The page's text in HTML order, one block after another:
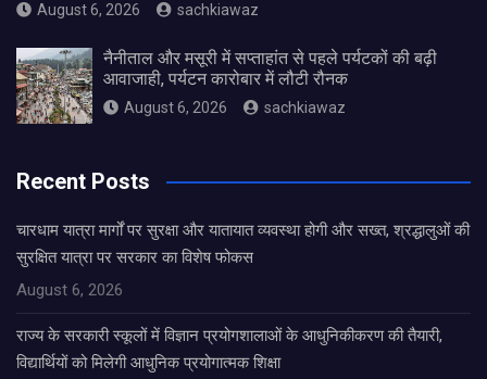
August 6, 2026 sachkiawaz
नैनीताल और मसूरी में सप्ताहांत से पहले पर्यटकों की बढ़ी
आवाजाही, पर्यटन कारोबार में लौटी रौनक
August 6, 2026 sachkiawaz
Recent Posts
चारधाम यात्रा मार्गों पर सुरक्षा और यातायात व्यवस्था होगी और सख्त, श्रद्धालुओं की
सुरक्षित यात्रा पर सरकार का विशेष फोकस
August 6, 2026
राज्य के सरकारी स्कूलों में विज्ञान प्रयोगशालाओं के आधुनिकीकरण की तैयारी,
विद्यार्थियों को मिलेगी आधुनिक प्रयोगात्मक शिक्षा